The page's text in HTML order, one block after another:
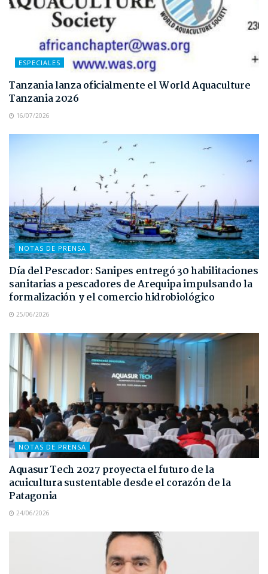
ESPECIALES
Tanzania lanza oficialmente el World Aquaculture
Tanzania 2026
16/07/2026
NOTAS DE PRENSA
Día del Pescador: Sanipes entregó 30 habilitaciones
sanitarias a pescadores de Arequipa impulsando la
formalización y el comercio hidrobiológico
25/06/2026
NOTAS DE PRENSA
Aquasur Tech 2027 proyecta el futuro de la
acuicultura sustentable desde el corazón de la
Patagonia
24/06/2026